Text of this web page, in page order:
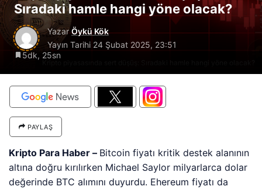
Sıradaki hamle hangi yöne olacak?
YazarÖykü Kök
Yayın Tarihi 24 Şubat 2025, 23:51
5dk, 25sn
PAYLAŞ
Kripto Para Haber – Bitcoin fiyatı kritik destek alanının
altına doğru kırılırken Michael Saylor milyarlarca dolar
değerinde BTC alımını duyurdu. Ehereum fiyatı da